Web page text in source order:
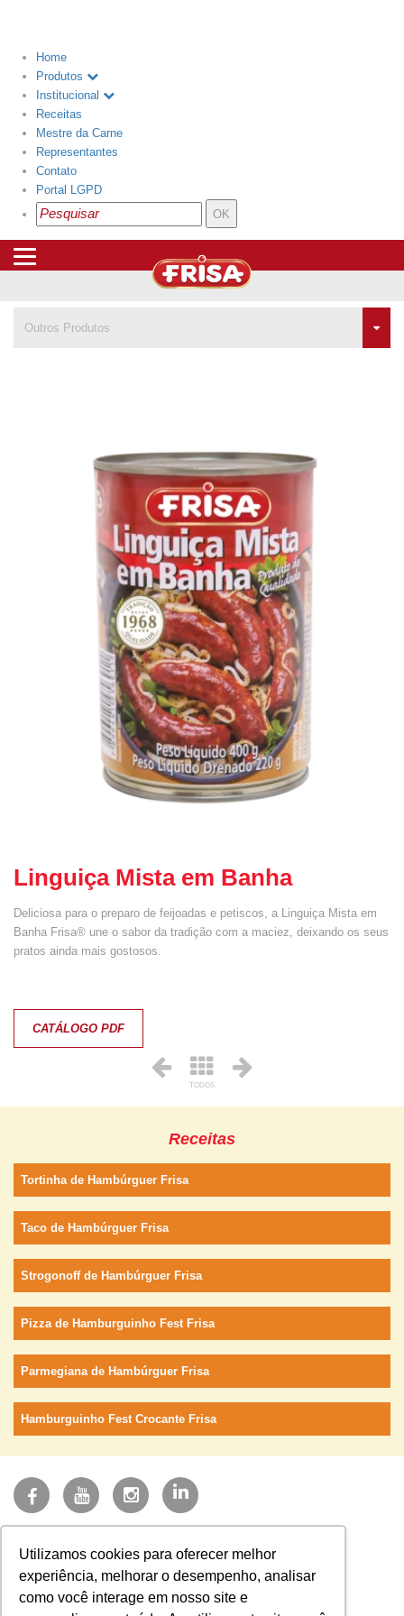
Utilizamos cookies para oferecer melhor
experiência, melhorar o desempenho, analisar
como você interage em nosso site e
Home
Produtos
Institucional
Receitas
Mestre da Carne
Representantes
Contato
Portal LGPD
Outros Produtos
Linguiça Mista em Banha
Deliciosa para o preparo de feijoadas e petiscos, a Linguiça Mista em
Banha Frisa® une o sabor da tradição com a maciez, deixando os seus
pratos ainda mais gostosos.
CATÁLOGO PDF
TODOS
Receitas
Tortinha de Hambúrguer Frisa
Taco de Hambúrguer Frisa
Strogonoff de Hambúrguer Frisa
Pizza de Hamburguinho Fest Frisa
Parmegiana de Hambúrguer Frisa
Hamburguinho Fest Crocante Frisa
faleconosco@frisa.com.br
Sistema NFE